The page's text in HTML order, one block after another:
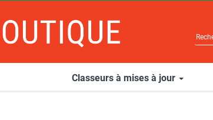
Classeurs à mises à jour